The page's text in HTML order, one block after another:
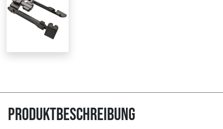
Produktbeschreibung